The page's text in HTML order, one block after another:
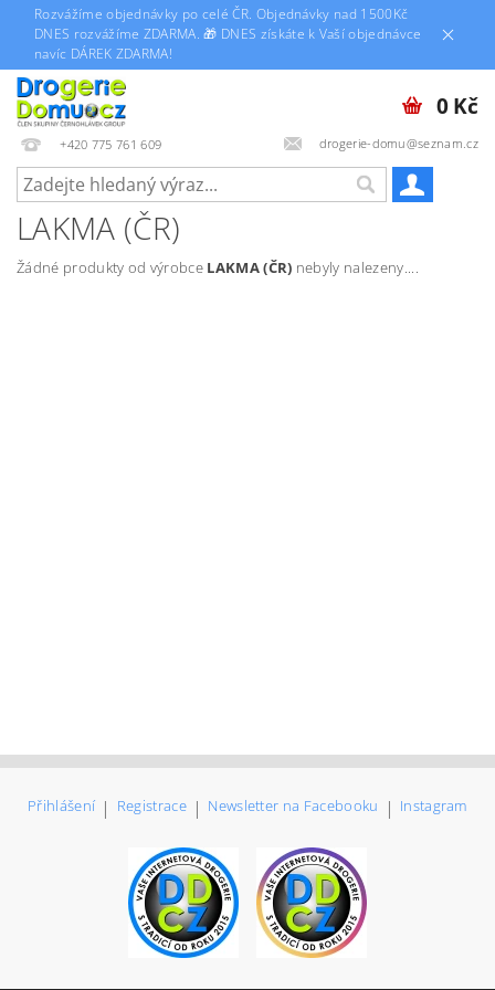
Rozvážíme objednávky po celé ČR. Objednávky nad 1500Kč
DNES rozvážíme ZDARMA. 🎁 DNES získáte k Vaší objednávce
navíc DÁREK ZDARMA!
+420 775 761 609 drogerie-domu@seznam.cz
0 Kč
LAKMA (ČR)
Žádné produkty od výrobce LAKMA (ČR) nebyly nalezeny....
Přihlášení | Registrace | Newsletter na Facebooku | Instagram